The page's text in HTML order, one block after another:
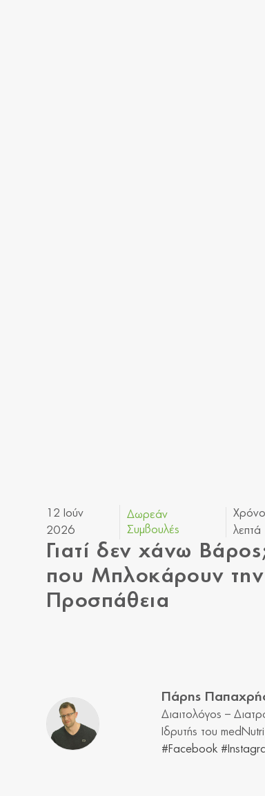
12 Ιούν
2026
Δωρεάν
Συμβουλές
λεπτά
Γιατί δεν χάνω
που Μπλοκάρουν την
Προσπάθεια
Πάρης
Διαιτολόγος –
Ιδρυτής του
#Facebook